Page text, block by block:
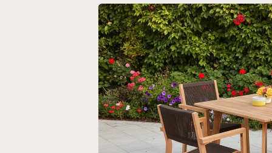
directamente
a la
información
del producto